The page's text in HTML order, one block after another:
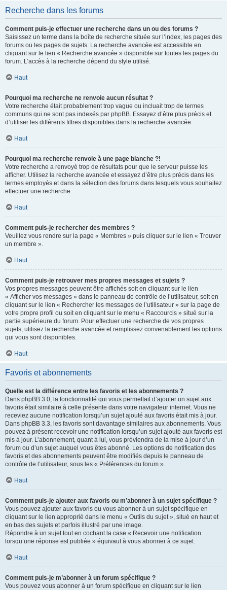
Recherche dans les forums
Comment puis-je effectuer une recherche dans un ou des forums ?
Saisissez un terme dans la boîte de recherche située sur l’index, les pages des
forums ou les pages de sujets. La recherche avancée est accessible en
cliquant sur le lien « Recherche avancée » disponible sur toutes les pages du
forum. L’accès à la recherche dépend du style utilisé.
Haut
Pourquoi ma recherche ne renvoie aucun résultat ?
Votre recherche était probablement trop vague ou incluait trop de termes
communs qui ne sont pas indexés par phpBB. Essayez d’être plus précis et
d’utiliser les différents filtres disponibles dans la recherche avancée.
Haut
Pourquoi ma recherche renvoie à une page blanche ?!
Votre recherche a renvoyé trop de résultats pour que le serveur puisse les
afficher. Utilisez la recherche avancée et essayez d’être plus précis dans les
termes employés et dans la sélection des forums dans lesquels vous souhaitez
effectuer une recherche.
Haut
Comment puis-je rechercher des membres ?
Veuillez vous rendre sur la page « Membres » puis cliquer sur le lien « Trouver
un membre ».
Haut
Comment puis-je retrouver mes propres messages et sujets ?
Vos propres messages peuvent être affichés soit en cliquant sur le lien
« Afficher vos messages » dans le panneau de contrôle de l’utilisateur, soit en
cliquant sur le lien « Rechercher les messages de l’utilisateur » sur la page de
votre propre profil ou soit en cliquant sur le menu « Raccourcis » situé sur la
partie supérieure du forum. Pour effectuer une recherche de vos propres
sujets, utilisez la recherche avancée et remplissez convenablement les options
qui vous sont disponibles.
Haut
Favoris et abonnements
Quelle est la différence entre les favoris et les abonnements ?
Dans phpBB 3.0, la fonctionnalité qui vous permettait d’ajouter un sujet aux
favoris était similaire à celle présente dans votre navigateur internet. Vous ne
receviez aucune notification lorsqu’un sujet ajouté aux favoris était mis à jour.
Dans phpBB 3.3, les favoris sont davantage similaires aux abonnements. Vous
pouvez à présent recevoir une notification lorsqu’un sujet ajouté aux favoris est
mis à jour. L’abonnement, quant à lui, vous préviendra de la mise à jour d’un
forum ou d’un sujet auquel vous êtes abonné. Les options de notification des
favoris et des abonnements peuvent être modifiés depuis le panneau de
contrôle de l’utilisateur, sous les « Préférences du forum ».
Haut
Comment puis-je ajouter aux favoris ou m’abonner à un sujet spécifique ?
Vous pouvez ajouter aux favoris ou vous abonner à un sujet spécifique en
cliquant sur le lien approprié dans le menu « Outils du sujet », situé en haut et
en bas des sujets et parfois illustré par une image.
Répondre à un sujet tout en cochant la case « Recevoir une notification
lorsqu’une réponse est publiée » équivaut à vous abonner à ce sujet.
Haut
Comment puis-je m’abonner à un forum spécifique ?
Vous pouvez vous abonner à un forum spécifique en cliquant sur le lien